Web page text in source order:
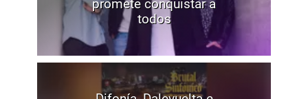
promete conquistar a
todos